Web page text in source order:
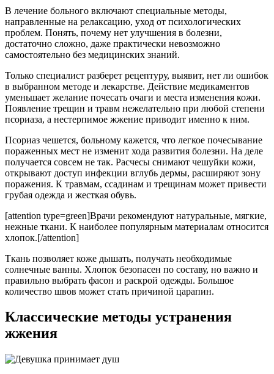
В лечение больного включают специальные методы,
направленные на релаксацию, уход от психологических
проблем. Понять, почему нет улучшения в болезни,
достаточно сложно, даже практически невозможно
самостоятельно без медицинских знаний.
Только специалист разберет рецептуру, выявит, нет ли ошибок
в выбранном методе и лекарстве. Действие медикаментов
уменьшает желание почесать очаги и места изменения кожи.
Появление трещин и травм нежелательно при любой степени
псориаза, а нестерпимое жжение приводит именно к ним.
Псориаз чешется, больному кажется, что легкое почесывание
пораженных мест не изменит хода развития болезни. На деле
получается совсем не так. Расчесы снимают чешуйки кожи,
открывают доступ инфекции вглубь дермы, расширяют зону
поражения. К травмам, ссадинам и трещинам может привести
грубая одежда и жесткая обувь.
[attention type=green]Врачи рекомендуют натуральные, мягкие,
нежные ткани. К наиболее популярным материалам относится
хлопок.[/attention]
Ткань позволяет коже дышать, получать необходимые
солнечные ванны. Хлопок безопасен по составу, но важно и
правильно выбрать фасон и раскрой одежды. Большое
количество швов может стать причиной царапин.
Классические методы устранения
жжения